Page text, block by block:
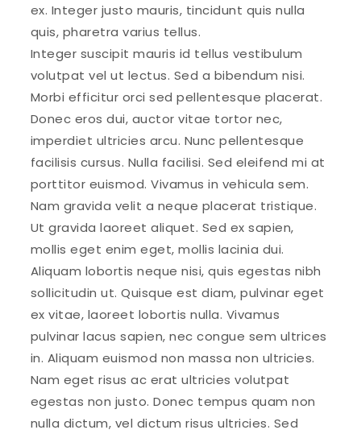
ex. Integer justo mauris, tincidunt quis nulla
quis, pharetra varius tellus.
Integer suscipit mauris id tellus vestibulum
volutpat vel ut lectus. Sed a bibendum nisi.
Morbi efficitur orci sed pellentesque placerat.
Donec eros dui, auctor vitae tortor nec,
imperdiet ultricies arcu. Nunc pellentesque
facilisis cursus. Nulla facilisi. Sed eleifend mi at
porttitor euismod. Vivamus in vehicula sem.
Nam gravida velit a neque placerat tristique.
Ut gravida laoreet aliquet. Sed ex sapien,
mollis eget enim eget, mollis lacinia dui.
Aliquam lobortis neque nisi, quis egestas nibh
sollicitudin ut. Quisque est diam, pulvinar eget
ex vitae, laoreet lobortis nulla. Vivamus
pulvinar lacus sapien, nec congue sem ultrices
in. Aliquam euismod non massa non ultricies.
Nam eget risus ac erat ultricies volutpat
egestas non justo. Donec tempus quam non
nulla dictum, vel dictum risus ultricies. Sed